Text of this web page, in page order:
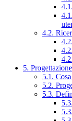
4.2.
5.
5.1.
5.2.
5.3.